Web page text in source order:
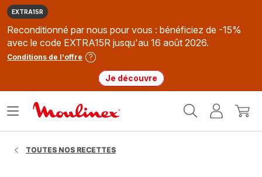
EXTRA15R
Reconditionné par nous pour vous : bénéficiez de -15%
avec le code EXTRA15R jusqu'au 16 août 2026.
Conditions de l'offre
Je découvre
MonMon
Ouvrir
TOUTES NOS RECETTES